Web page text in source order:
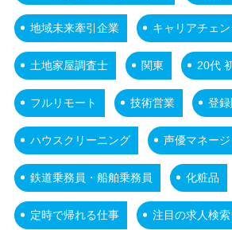
地域未来牽引企業 キャリアチェン
土地家屋調査士 関東 20代
フルリモート 技術営業 登
ハウスクリーニング 声優マネー
鉄道乗務員・船舶乗務員 化粧品
定時で帰れる仕事 注目の求人検索